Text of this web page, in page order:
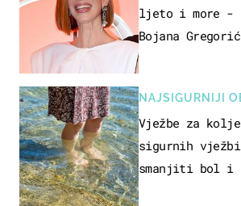
ljeto i more -
Bojana
NAJSIGURNIJI
REKREACIJE
Vježbe za
sigurnih vježbi
smanjiti bol i